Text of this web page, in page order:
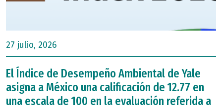
27 julio, 2026
El Índice de Desempeño Ambiental de Yale
asigna a México una calificación de 12.77 en
una escala de 100 en la evaluación referida a